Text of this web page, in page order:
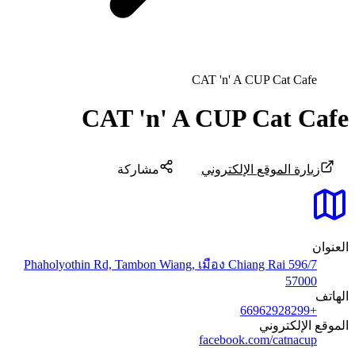
CAT 'n' A CUP Cat Cafe
CAT 'n' A CUP Cat Cafe
زيارة الموقع الإلكتروني مشاركة
العنوان
596/7 Phaholyothin Rd, Tambon Wiang, เมือง Chiang Rai
57000
الهاتف
+66962928299
الموقع الإلكتروني
facebook.com/catnacup